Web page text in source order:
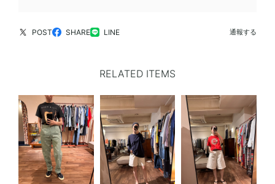
POST SHARE LINE 通報する
RELATED ITEMS